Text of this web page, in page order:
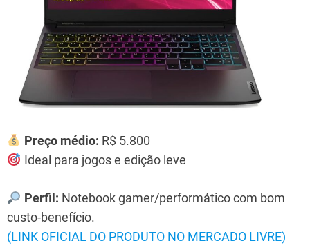
Preço médio: R$ 5.800
Ideal para jogos e edição leve
Perfil: Notebook gamer/performático com bom
custo-benefício.
(LINK OFICIAL DO PRODUTO NO MERCADO LIVRE)